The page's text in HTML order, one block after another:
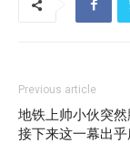
Previous article
地铁上帅小伙突然
接下来这一幕出